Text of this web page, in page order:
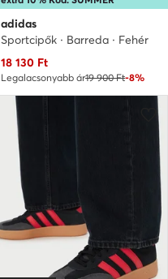
adidas
Sportcipők · Barreda · Fehér
Aktuális ár
18 130 Ft
Legalacsonyabb ár19 900 Ft-8%